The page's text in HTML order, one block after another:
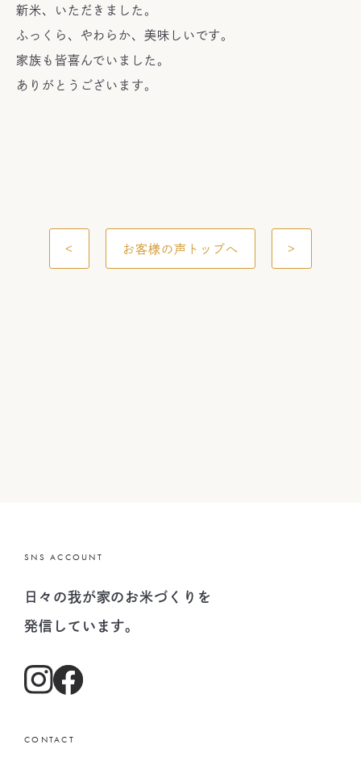
新米、いただきました。
ふっくら、やわらか、美味しいです。
家族も皆喜んでいました。
ありがとうございます。
< お客様の声トップへ >
SNS ACCOUNT
日々の我が家のお米づくりを
発信しています。
CONTACT